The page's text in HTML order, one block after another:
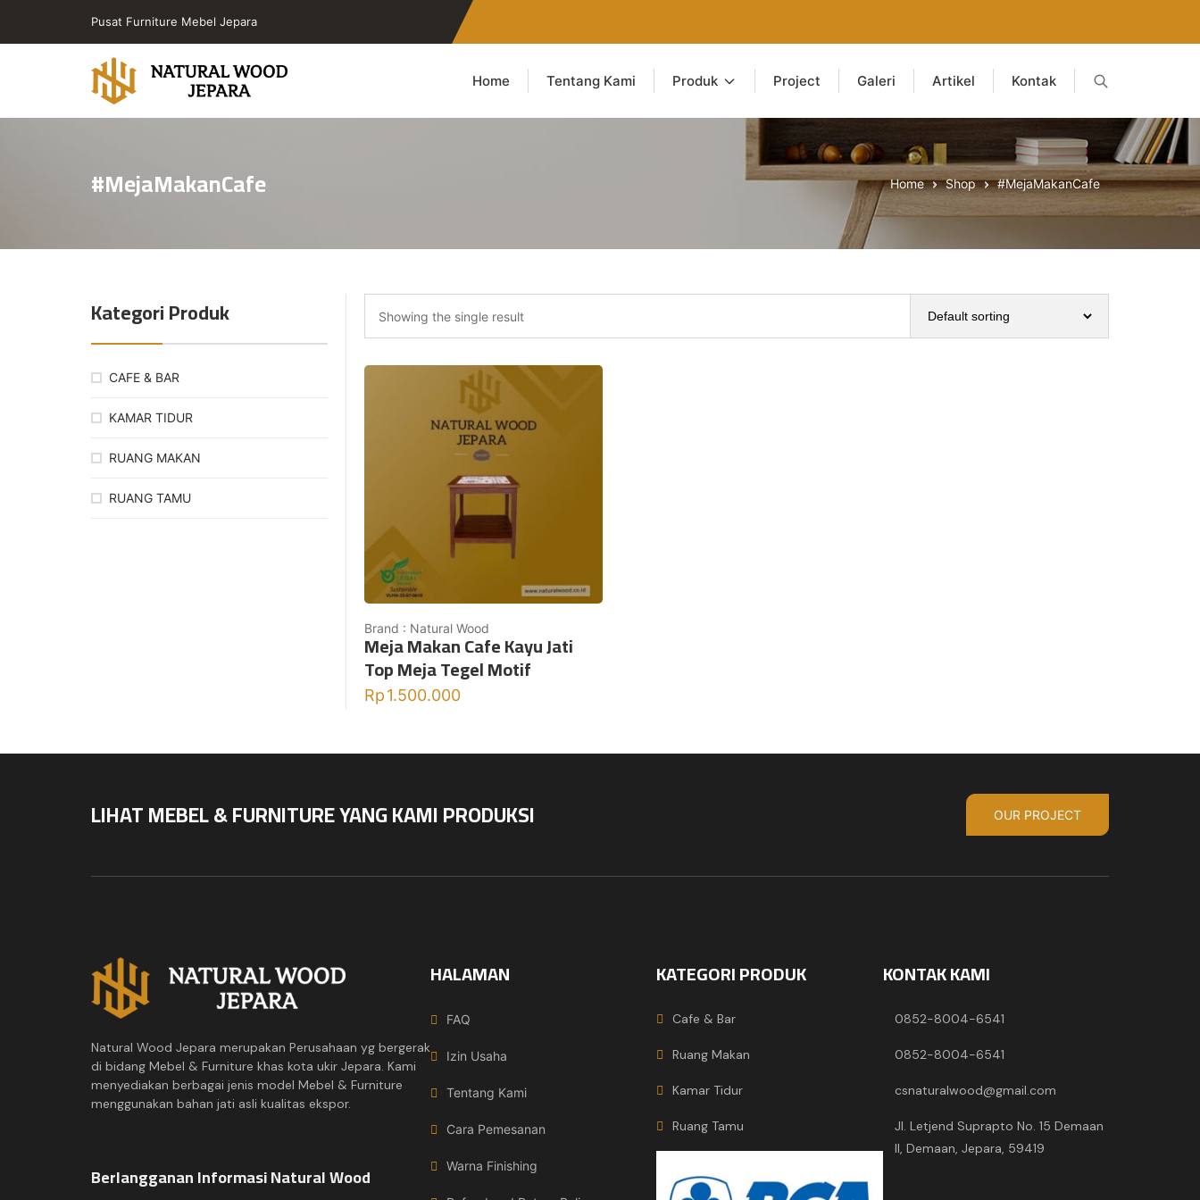
Pusat Furniture Mebel Jepara
Toko
Jepara
PT
Jepara
Home Tentang Kami Produk Project Galeri Artikel Kontak
#MejaMakanCafe Home Shop #MejaMakanCafe
Kategori Produk
CAFE & BAR
KAMAR TIDUR
RUANG MAKAN
RUANG TAMU
Showing the single result
Brand : Natural Wood
Meja Makan Cafe Kayu Jati
Top Meja Tegel Motif
Rp1.500.000
LIHAT MEBEL & FURNITURE YANG KAMI PRODUKSI OUR PROJECT
Natural Wood Jepara merupakan Perusahaan yg bergerak
di bidang Mebel & Furniture khas kota ukir Jepara. Kami
menyediakan berbagai jenis model Mebel & Furniture
menggunakan bahan jati asli kualitas ekspor.
Berlangganan Informasi Natural Wood
HALAMAN
FAQ
Izin Usaha
Tentang Kami
Cara Pemesanan
Warna Finishing
KATEGORI PRODUK
Cafe & Bar
Ruang Makan
Kamar Tidur
Ruang Tamu
KONTAK KAMI
0852-8004-6541
0852-8004-6541
csnaturalwood@gmail.com
Jl. Letjend Suprapto No. 15 Demaan
II, Demaan, Jepara, 59419